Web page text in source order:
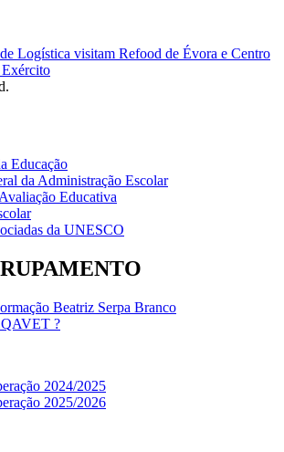
Logística visitam Refood de Évora e Centro
Educação
da Administração Escolar
Educativa
da UNESCO
Beatriz Serpa Branco
?
2024/2025
2025/2026